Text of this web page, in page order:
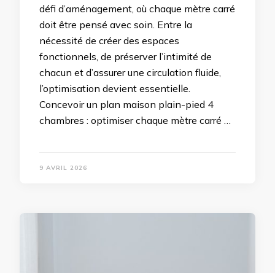
défi d’aménagement, où chaque mètre carré
doit être pensé avec soin. Entre la
nécessité de créer des espaces
fonctionnels, de préserver l’intimité de
chacun et d’assurer une circulation fluide,
l’optimisation devient essentielle.
Concevoir un plan maison plain-pied 4
chambres : optimiser chaque mètre carré …
9 AVRIL 2026